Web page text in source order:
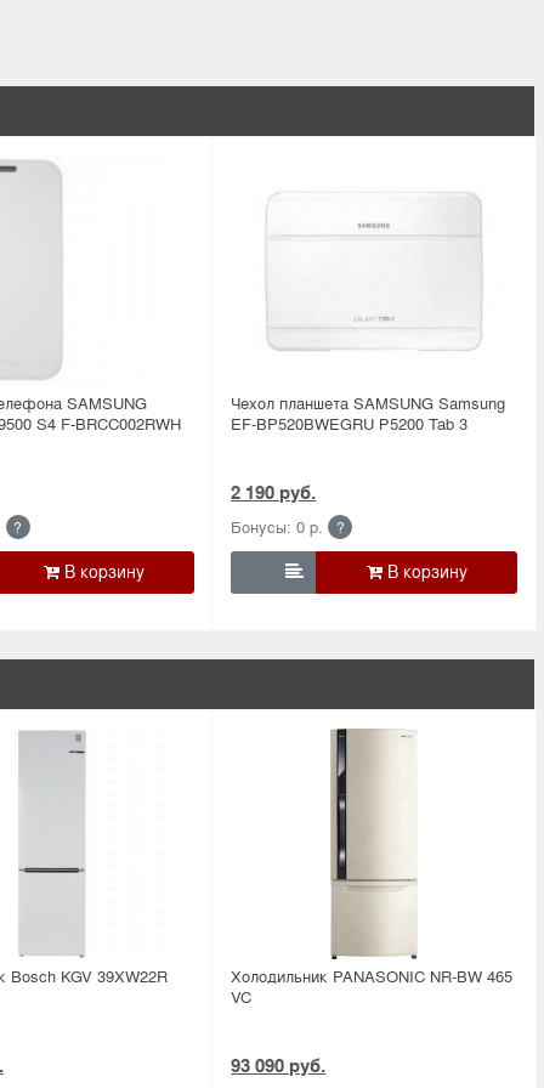
SAMSUNG
S4 F-BRCC002RWH
?
Чехол планшета SAMSUNG Samsung
EF-BP520BWEGRU Р5200 Tab 3
2 190 руб.
Бонусы: 0 р. ?

Bosсh KGV 39XW22R
Холодильник PANASONIC NR-BW 465
VC
93 090 руб.